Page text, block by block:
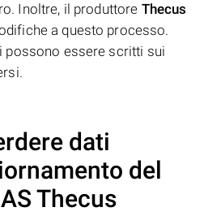
Inoltre, il produttore Thecus
a questo processo.
possono essere scritti sui
dati
del
Thecus